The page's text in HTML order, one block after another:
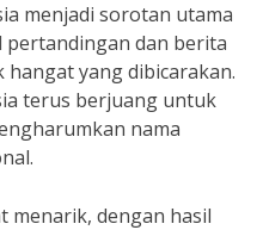
menjadi sorotan utama
pertandingan dan berita
yang dibicarakan.
terus berjuang untuk
nama
menarik, dengan hasil